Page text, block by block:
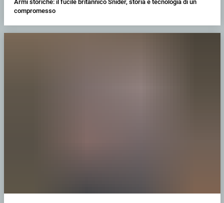
Armi storiche: il fucile britannico Snider, storia e tecnologia di un
compromesso